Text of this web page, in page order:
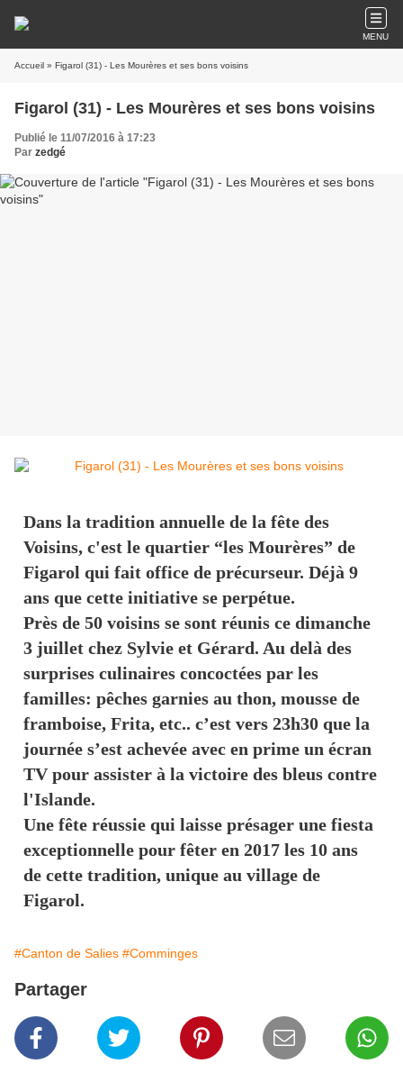
MENU
Accueil » Figarol (31) - Les Mourères et ses bons voisins
Figarol (31) - Les Mourères et ses bons voisins
Publié le 11/07/2016 à 17:23
Par zedgé
Dans la tradition annuelle de la fête des
Voisins, c'est le quartier “les Mourères” de
Figarol qui fait office de précurseur. Déjà 9
ans que cette initiative se perpétue.
Près de 50 voisins se sont réunis ce dimanche
3 juillet chez Sylvie et Gérard. Au delà des
surprises culinaires concoctées par les
familles: pêches garnies au thon, mousse de
framboise, Frita, etc.. c’est vers 23h30 que la
journée s’est achevée avec en prime un écran
TV pour assister à la victoire des bleus contre
l'Islande.
Une fête réussie qui laisse présager une fiesta
exceptionnelle pour fêter en 2017 les 10 ans
de cette tradition, unique au village de
Figarol.
#Canton de Salies #Comminges
Partager